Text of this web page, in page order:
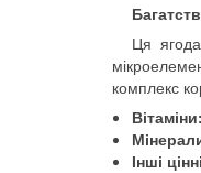
Ця
комплекс
Вітаміни:
Інші